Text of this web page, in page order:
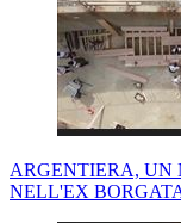
ARGENTIERA, UN
NELL'EX